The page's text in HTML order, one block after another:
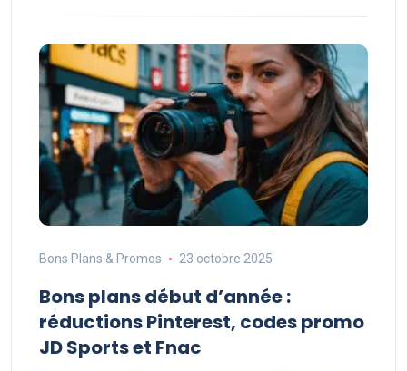
Bons Plans & Promos 23 octobre 2025
Bons plans début d’année :
réductions Pinterest, codes promo
JD Sports et Fnac